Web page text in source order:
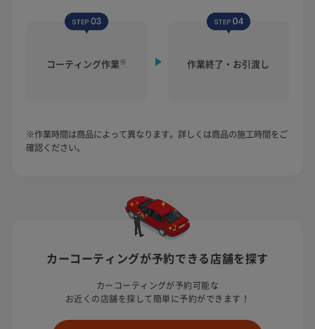
コーティング作業※ 作業終了・お引渡し
※作業時間は商品によって異なります。詳しくは商品の施工時間をご
確認ください。
カーコーティングが予約できる店舗を探す
カーコーティングが予約可能な
お近くの店舗を探して簡単に予約ができます！